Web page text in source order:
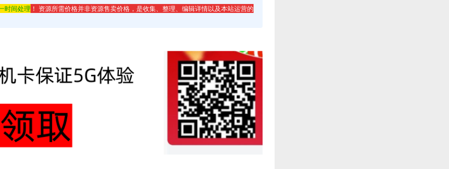
时间处理 ！ 资源所需价格并非资源售卖价格，是收集、整理、编辑详情以及本站运营的